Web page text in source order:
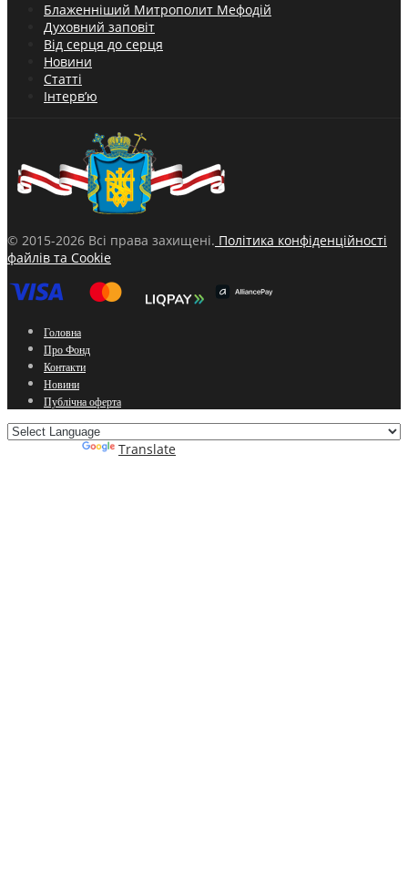
Блаженніший Митрополит Мефодій
Духовний заповіт
Від серця до серця
Новини
Статті
Інтерв’ю
© 2015-2026 Всі права захищені. Політика конфіденційності
файлів та Cookie
Головна
Про Фонд
Контакти
Новини
Публічна оферта
Translate